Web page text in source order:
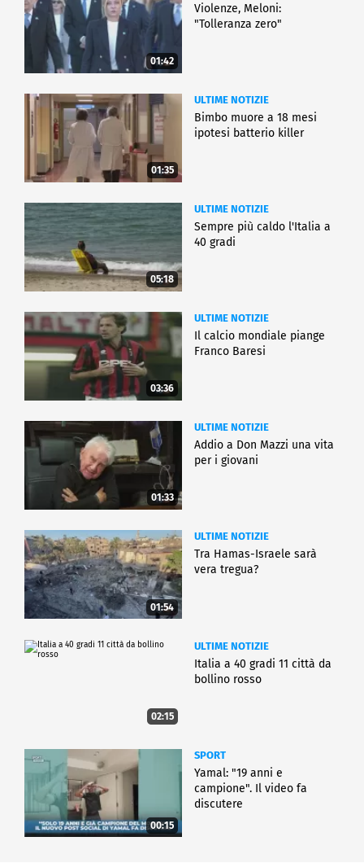
01:42
Violenze, Meloni:
"Tolleranza zero"
01:35
ULTIME NOTIZIE
Bimbo muore a 18 mesi
ipotesi batterio killer
05:18
ULTIME NOTIZIE
Sempre più caldo l'Italia a
40 gradi
03:36
ULTIME NOTIZIE
Il calcio mondiale piange
Franco Baresi
01:33
ULTIME NOTIZIE
Addio a Don Mazzi una vita
per i giovani
01:54
ULTIME NOTIZIE
Tra Hamas-Israele sarà
vera tregua?
02:15
ULTIME NOTIZIE
Italia a 40 gradi 11 città da
bollino rosso
00:15
SPORT
Yamal: "19 anni e
campione". Il video fa
discutere